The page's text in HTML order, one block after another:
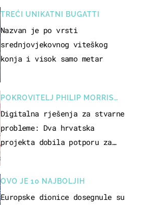
TREĆI UNIKATNI BUGATTI
Nazvan je po vrsti
srednjovjekovnog viteškog
konja i visok samo metar
POKROVITELJ PHILIP MORRIS
ZAGREB
Digitalna rješenja za stvarne
probleme: Dva hrvatska
projekta dobila potporu za
OVO JE 10 NAJBOLJIH
Europske dionice dosegnule su